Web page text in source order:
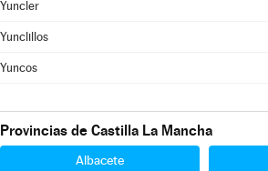
Yuncler
Yunclillos
Yuncos
Provincias de Castilla La Mancha
Albacete